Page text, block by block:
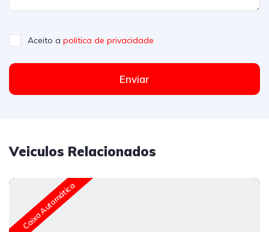
Aceito a politica de privacidade
Enviar
Veiculos Relacionados
Caixa Automática